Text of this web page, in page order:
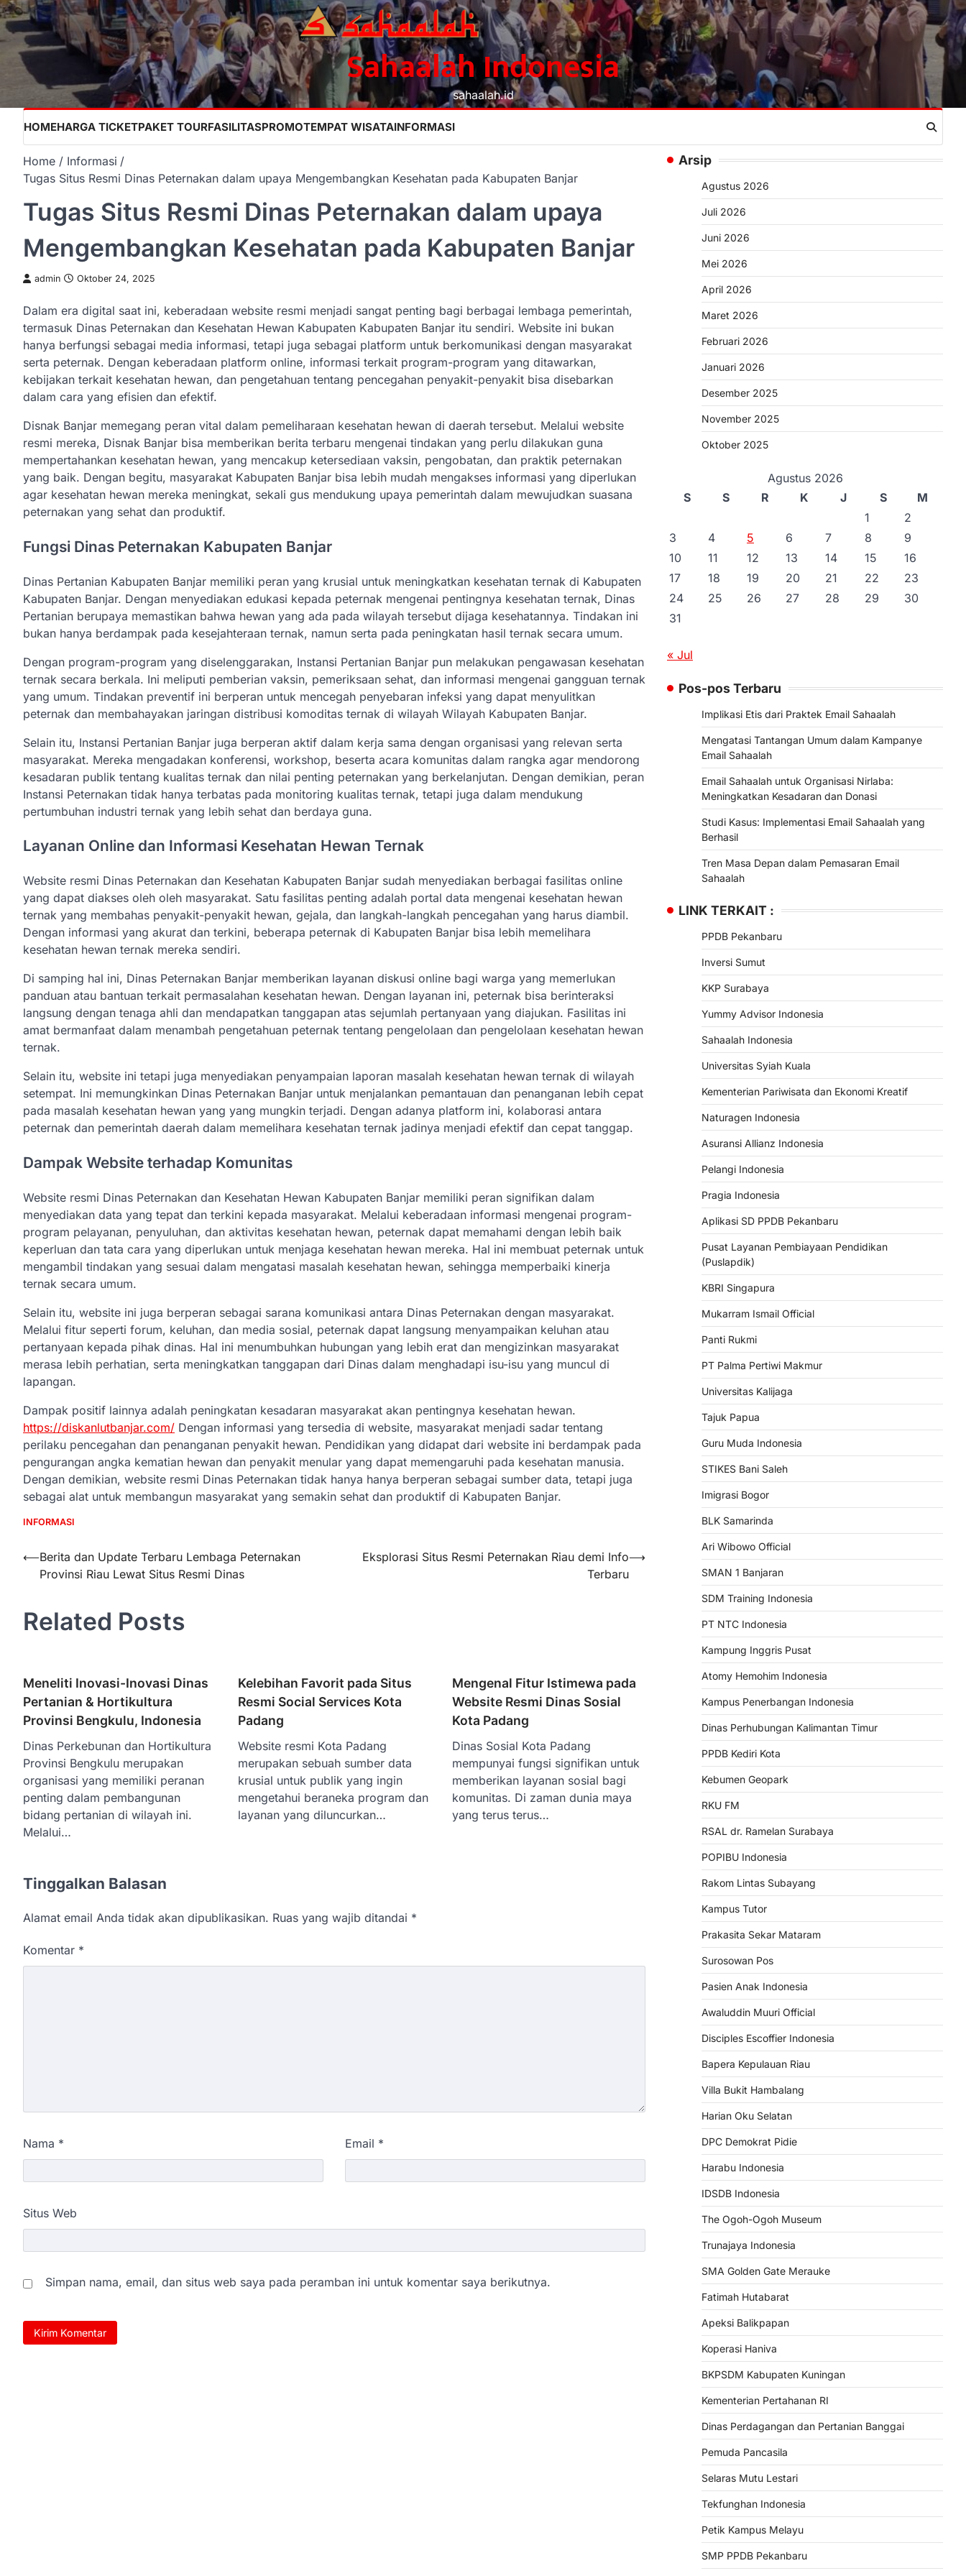
Skip
to
content
Sahaalah Indonesia
sahaalah.id
HOMEHARGA TICKETPAKET TOURFASILITASPROMOTEMPAT WISATAINFORMASI
Home
Informasi
Tugas Situs Resmi Dinas Peternakan dalam upaya Mengembangkan Kesehatan pada Kabupaten Banjar
Tugas Situs Resmi Dinas Peternakan dalam upaya
Mengembangkan Kesehatan pada Kabupaten Banjar
admin Oktober 24, 2025
Dalam era digital saat ini, keberadaan website resmi menjadi sangat penting bagi berbagai lembaga pemerintah,
termasuk Dinas Peternakan dan Kesehatan Hewan Kabupaten Kabupaten Banjar itu sendiri. Website ini bukan
hanya berfungsi sebagai media informasi, tetapi juga sebagai platform untuk berkomunikasi dengan masyarakat
serta peternak. Dengan keberadaan platform online, informasi terkait program-program yang ditawarkan,
kebijakan terkait kesehatan hewan, dan pengetahuan tentang pencegahan penyakit-penyakit bisa disebarkan
dalam cara yang efisien dan efektif.
Disnak Banjar memegang peran vital dalam pemeliharaan kesehatan hewan di daerah tersebut. Melalui website
resmi mereka, Disnak Banjar bisa memberikan berita terbaru mengenai tindakan yang perlu dilakukan guna
mempertahankan kesehatan hewan, yang mencakup ketersediaan vaksin, pengobatan, dan praktik peternakan
yang baik. Dengan begitu, masyarakat Kabupaten Banjar bisa lebih mudah mengakses informasi yang diperlukan
agar kesehatan hewan mereka meningkat, sekali gus mendukung upaya pemerintah dalam mewujudkan suasana
peternakan yang sehat dan produktif.
Fungsi Dinas Peternakan Kabupaten Banjar
Dinas Pertanian Kabupaten Banjar memiliki peran yang krusial untuk meningkatkan kesehatan ternak di Kabupaten
Kabupaten Banjar. Dengan menyediakan edukasi kepada peternak mengenai pentingnya kesehatan ternak, Dinas
Pertanian berupaya memastikan bahwa hewan yang ada pada wilayah tersebut dijaga kesehatannya. Tindakan ini
bukan hanya berdampak pada kesejahteraan ternak, namun serta pada peningkatan hasil ternak secara umum.
Dengan program-program yang diselenggarakan, Instansi Pertanian Banjar pun melakukan pengawasan kesehatan
ternak secara berkala. Ini meliputi pemberian vaksin, pemeriksaan sehat, dan informasi mengenai gangguan ternak
yang umum. Tindakan preventif ini berperan untuk mencegah penyebaran infeksi yang dapat menyulitkan
peternak dan membahayakan jaringan distribusi komoditas ternak di wilayah Wilayah Kabupaten Banjar.
Selain itu, Instansi Pertanian Banjar juga berperan aktif dalam kerja sama dengan organisasi yang relevan serta
masyarakat. Mereka mengadakan konferensi, workshop, beserta acara komunitas dalam rangka agar mendorong
kesadaran publik tentang kualitas ternak dan nilai penting peternakan yang berkelanjutan. Dengan demikian, peran
Instansi Peternakan tidak hanya terbatas pada monitoring kualitas ternak, tetapi juga dalam mendukung
pertumbuhan industri ternak yang lebih sehat dan berdaya guna.
Layanan Online dan Informasi Kesehatan Hewan Ternak
Website resmi Dinas Peternakan dan Kesehatan Kabupaten Banjar sudah menyediakan berbagai fasilitas online
yang dapat diakses oleh oleh masyarakat. Satu fasilitas penting adalah portal data mengenai kesehatan hewan
ternak yang membahas penyakit-penyakit hewan, gejala, dan langkah-langkah pencegahan yang harus diambil.
Dengan informasi yang akurat dan terkini, beberapa peternak di Kabupaten Banjar bisa lebih memelihara
kesehatan hewan ternak mereka sendiri.
Di samping hal ini, Dinas Peternakan Banjar memberikan layanan diskusi online bagi warga yang memerlukan
panduan atau bantuan terkait permasalahan kesehatan hewan. Dengan layanan ini, peternak bisa berinteraksi
langsung dengan tenaga ahli dan mendapatkan tanggapan atas sejumlah pertanyaan yang diajukan. Fasilitas ini
amat bermanfaat dalam menambah pengetahuan peternak tentang pengelolaan dan pengelolaan kesehatan hewan
ternak.
Selain itu, website ini tetapi juga menyediakan penyampaian laporan masalah kesehatan hewan ternak di wilayah
setempat. Ini memungkinkan Dinas Peternakan Banjar untuk menjalankan pemantauan dan penanganan lebih cepat
pada masalah kesehatan hewan yang yang mungkin terjadi. Dengan adanya platform ini, kolaborasi antara
peternak dan pemerintah daerah dalam memelihara kesehatan ternak jadinya menjadi efektif dan cepat tanggap.
Dampak Website terhadap Komunitas
Website resmi Dinas Peternakan dan Kesehatan Hewan Kabupaten Banjar memiliki peran signifikan dalam
menyediakan data yang tepat dan terkini kepada masyarakat. Melalui keberadaan informasi mengenai program-
program pelayanan, penyuluhan, dan aktivitas kesehatan hewan, peternak dapat memahami dengan lebih baik
keperluan dan tata cara yang diperlukan untuk menjaga kesehatan hewan mereka. Hal ini membuat peternak untuk
mengambil tindakan yang sesuai dalam mengatasi masalah kesehatan hewan, sehingga memperbaiki kinerja
ternak secara umum.
Selain itu, website ini juga berperan sebagai sarana komunikasi antara Dinas Peternakan dengan masyarakat.
Melalui fitur seperti forum, keluhan, dan media sosial, peternak dapat langsung menyampaikan keluhan atau
pertanyaan kepada pihak dinas. Hal ini menumbuhkan hubungan yang lebih erat dan mengizinkan masyarakat
merasa lebih perhatian, serta meningkatkan tanggapan dari Dinas dalam menghadapi isu-isu yang muncul di
lapangan.
Dampak positif lainnya adalah peningkatan kesadaran masyarakat akan pentingnya kesehatan hewan.
https://diskanlutbanjar.com/ Dengan informasi yang tersedia di website, masyarakat menjadi sadar tentang
perilaku pencegahan dan penanganan penyakit hewan. Pendidikan yang didapat dari website ini berdampak pada
pengurangan angka kematian hewan dan penyakit menular yang dapat memengaruhi pada kesehatan manusia.
Dengan demikian, website resmi Dinas Peternakan tidak hanya hanya berperan sebagai sumber data, tetapi juga
sebagai alat untuk membangun masyarakat yang semakin sehat dan produktif di Kabupaten Banjar.
INFORMASI
Navigasi
pos
⟵Berita dan Update Terbaru Lembaga Peternakan
Provinsi Riau Lewat Situs Resmi Dinas
Eksplorasi Situs Resmi Peternakan Riau demi Info
Terbaru
⟶
Related Posts
Meneliti Inovasi-Inovasi Dinas
Pertanian & Hortikultura
Provinsi Bengkulu, Indonesia
Dinas Perkebunan dan Hortikultura
Provinsi Bengkulu merupakan
organisasi yang memiliki peranan
penting dalam pembangunan
bidang pertanian di wilayah ini.
Melalui…
Kelebihan Favorit pada Situs
Resmi Social Services Kota
Padang
Website resmi Kota Padang
merupakan sebuah sumber data
krusial untuk publik yang ingin
mengetahui beraneka program dan
layanan yang diluncurkan…
Mengenal Fitur Istimewa pada
Website Resmi Dinas Sosial
Kota Padang
Dinas Sosial Kota Padang
mempunyai fungsi signifikan untuk
memberikan layanan sosial bagi
komunitas. Di zaman dunia maya
yang terus terus…
Tinggalkan Balasan
Alamat email Anda tidak akan dipublikasikan. Ruas yang wajib ditandai *
Komentar *
Nama * Email *
Situs Web
Simpan nama, email, dan situs web saya pada peramban ini untuk komentar saya berikutnya.
Arsip
Agustus 2026
Juli 2026
Juni 2026
Mei 2026
April 2026
Maret 2026
Februari 2026
Januari 2026
Desember 2025
November 2025
Oktober 2025
Agustus 2026
S
S R K J S
M
1
2
3
4 5 6 7 8
9
10
11 12 13 14 15
16
17
18 19 20 21 22
23
24
25 26 27 28 29
30
31
« Jul
Pos-pos Terbaru
Implikasi Etis dari Praktek Email Sahaalah
Mengatasi Tantangan Umum dalam Kampanye
Email Sahaalah
Email Sahaalah untuk Organisasi Nirlaba:
Meningkatkan Kesadaran dan Donasi
Studi Kasus: Implementasi Email Sahaalah yang
Berhasil
Tren Masa Depan dalam Pemasaran Email
Sahaalah
LINK TERKAIT :
PPDB Pekanbaru
Inversi Sumut
KKP Surabaya
Yummy Advisor Indonesia
Sahaalah Indonesia
Universitas Syiah Kuala
Kementerian Pariwisata dan Ekonomi Kreatif
Naturagen Indonesia
Asuransi Allianz Indonesia
Pelangi Indonesia
Pragia Indonesia
Aplikasi SD PPDB Pekanbaru
Pusat Layanan Pembiayaan Pendidikan
(Puslapdik)
KBRI Singapura
Mukarram Ismail Official
Panti Rukmi
PT Palma Pertiwi Makmur
Universitas Kalijaga
Tajuk Papua
Guru Muda Indonesia
STIKES Bani Saleh
Imigrasi Bogor
BLK Samarinda
Ari Wibowo Official
SMAN 1 Banjaran
SDM Training Indonesia
PT NTC Indonesia
Kampung Inggris Pusat
Atomy Hemohim Indonesia
Kampus Penerbangan Indonesia
Dinas Perhubungan Kalimantan Timur
PPDB Kediri Kota
Kebumen Geopark
RKU FM
RSAL dr. Ramelan Surabaya
POPIBU Indonesia
Rakom Lintas Subayang
Kampus Tutor
Prakasita Sekar Mataram
Surosowan Pos
Pasien Anak Indonesia
Awaluddin Muuri Official
Disciples Escoffier Indonesia
Bapera Kepulauan Riau
Villa Bukit Hambalang
Harian Oku Selatan
DPC Demokrat Pidie
Harabu Indonesia
IDSDB Indonesia
The Ogoh-Ogoh Museum
Trunajaya Indonesia
SMA Golden Gate Merauke
Fatimah Hutabarat
Apeksi Balikpapan
Koperasi Haniva
BKPSDM Kabupaten Kuningan
Kementerian Pertahanan RI
Dinas Perdagangan dan Pertanian Banggai
Pemuda Pancasila
Selaras Mutu Lestari
Tekfunghan Indonesia
Petik Kampus Melayu
SMP PPDB Pekanbaru